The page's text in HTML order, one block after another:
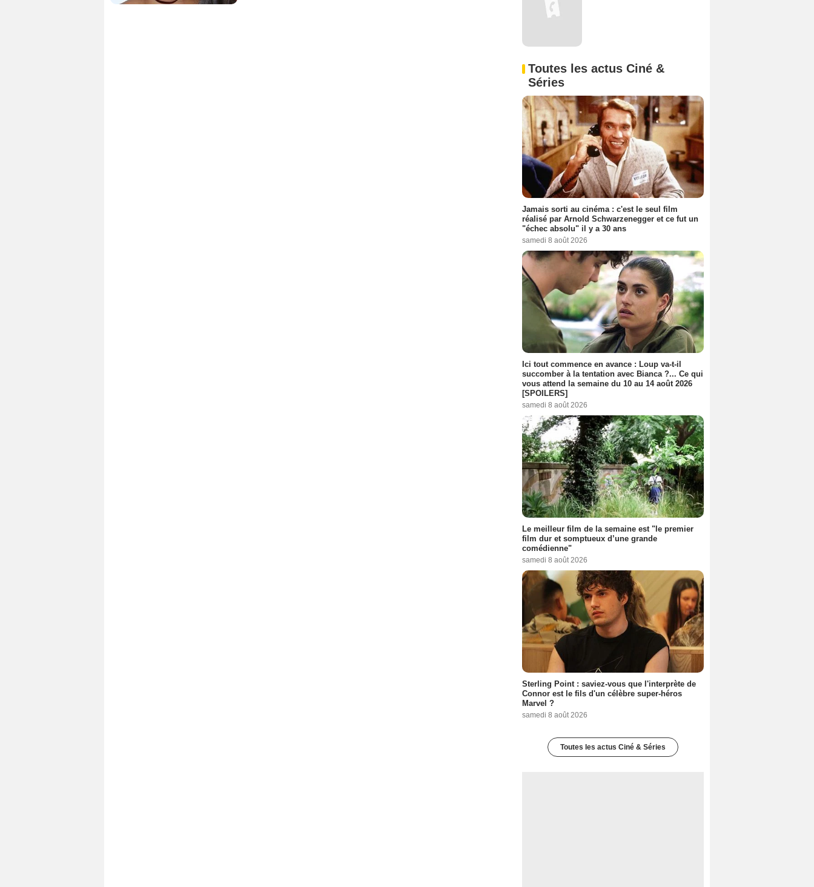
Toutes les actus Ciné &
Séries
Jamais sorti au cinéma : c'est le seul film
réalisé par Arnold Schwarzenegger et ce fut un
"échec absolu" il y a 30 ans
samedi 8 août 2026
Ici tout commence en avance : Loup va-t-il
succomber à la tentation avec Bianca ?... Ce qui
vous attend la semaine du 10 au 14 août 2026
[SPOILERS]
samedi 8 août 2026
Le meilleur film de la semaine est "le premier
film dur et somptueux d’une grande
comédienne"
samedi 8 août 2026
Sterling Point : saviez-vous que l'interprète de
Connor est le fils d'un célèbre super-héros
Marvel ?
samedi 8 août 2026
Toutes les actus Ciné & Séries